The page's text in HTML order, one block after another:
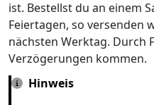
ist. Bestellst du an einem
Feiertagen, so versenden
nächsten Werktag. Durch
Verzögerungen kommen.
Hinweis